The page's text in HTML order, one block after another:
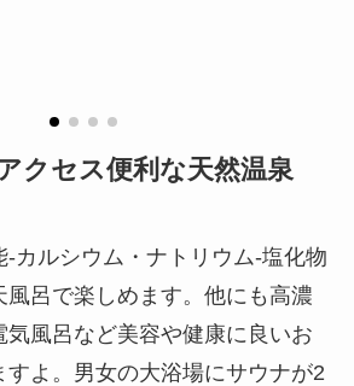
クセス便利な天然温泉
-カルシウム・ナトリウム-塩化物
風呂で楽しめます。他にも高濃
気風呂など美容や健康に良いお
すよ。男女の大浴場にサウナが2